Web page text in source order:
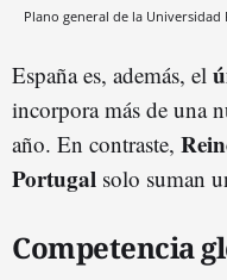
Plano general de la Universidad
España es, además, el
incorpora más de una
año. En contraste,
Portugal solo suman
Competencia